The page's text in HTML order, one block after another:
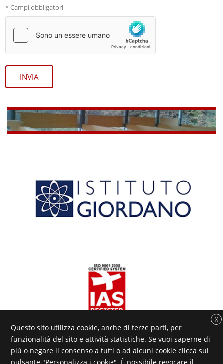
* Campi obbligatori
X
Questo sito utilizza cookie, anche di terze parti, per
funzionalità del sito e attività statistiche. Se vuoi saperne di
più o negare il consenso a tutti o ad alcuni cookie clicca sul
pulsante "Personalizza i cookie". È possibile revocare il